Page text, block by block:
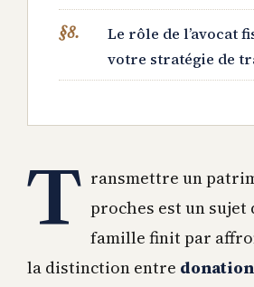
Le rôle de l’avocat
votre stratégie de
T ransmettre un
proches est un sujet
famille finit par
la distinction entre